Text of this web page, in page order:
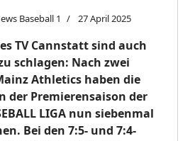
Baseball 1 27 April 2025
TV Cannstatt sind auch
schlagen: Nach zwei
Athletics haben die
der Premierensaison der
LIGA nun siebenmal
Bei den 7:5- und 7:4-